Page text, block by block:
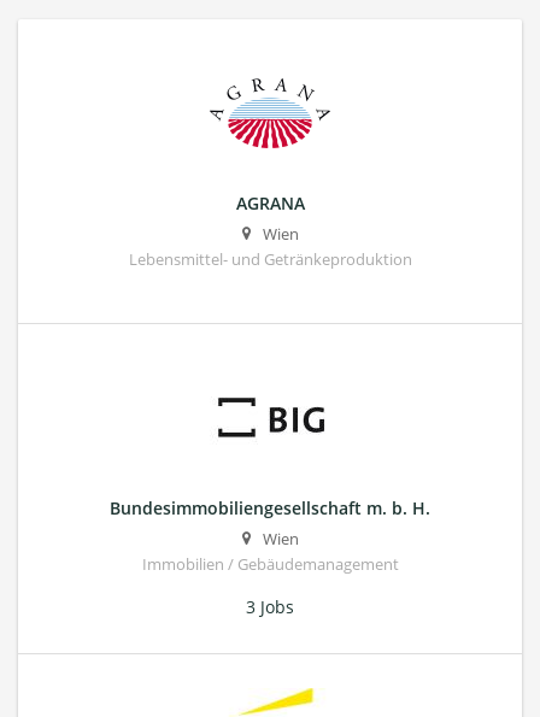
AGRANA
Wien
Lebensmittel- und Getränkeproduktion
Bundesimmobiliengesellschaft m. b. H.
Wien
Immobilien / Gebäudemanagement
3 Jobs